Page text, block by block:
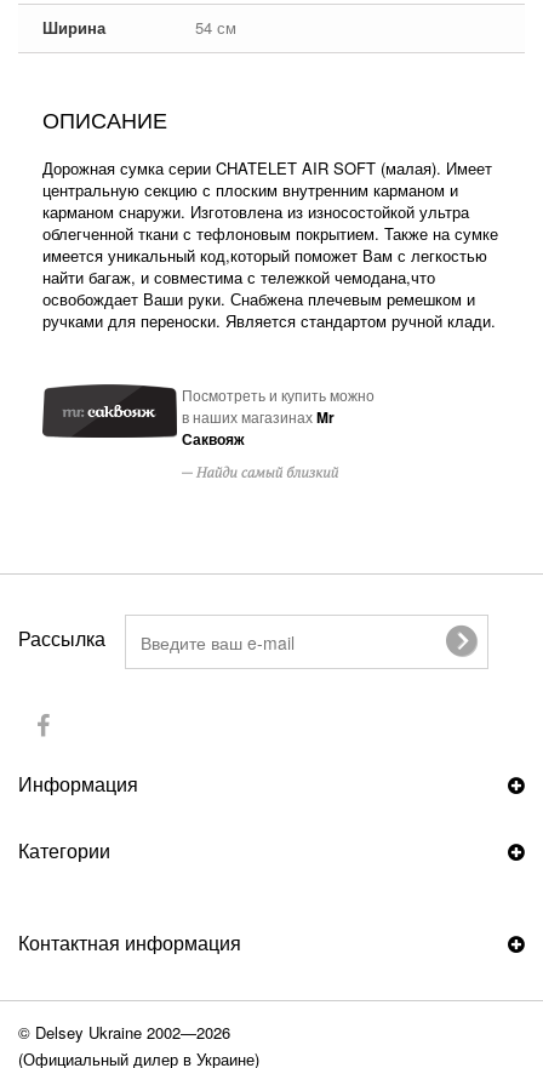
Ширина 54 см
ОПИСАНИЕ
Дорожная сумка серии CHATELET AIR SOFT (малая). Имеет
центральную секцию с плоским внутренним карманом и
карманом снаружи. Изготовлена из износостойкой ультра
облегченной ткани с тефлоновым покрытием. Также на сумке
имеется уникальный код,который поможет Вам с легкостью
найти багаж, и совместима с тележкой чемодана,что
освобождает Ваши руки. Снабжена плечевым ремешком и
ручками для переноски. Является стандартом ручной клади.
Посмотреть и купить можно
в наших магазинахMr
Саквояж
Рассылка
Информация
Категории
© Delsey Ukraine 2002—2026
(Официальный дилер в Украине)
Контактная информация